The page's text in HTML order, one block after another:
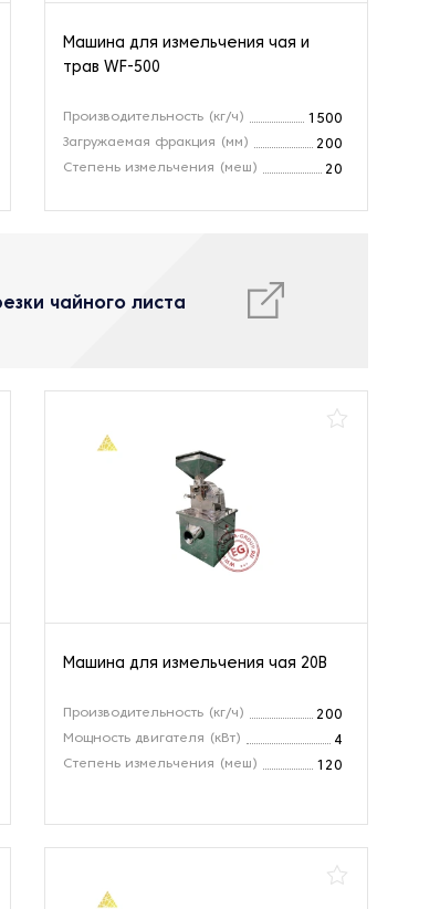
Машина для измельчения чая и
трав WF-500
Производительность (кг/ч)
1500
Загружаемая фракция (мм)
200
Степень измельчения (меш)
20
чайного листа
Машина для измельчения чая 20В
Производительность (кг/ч)
200
Мощность двигателя (кВт)
4
Степень измельчения (меш)
120